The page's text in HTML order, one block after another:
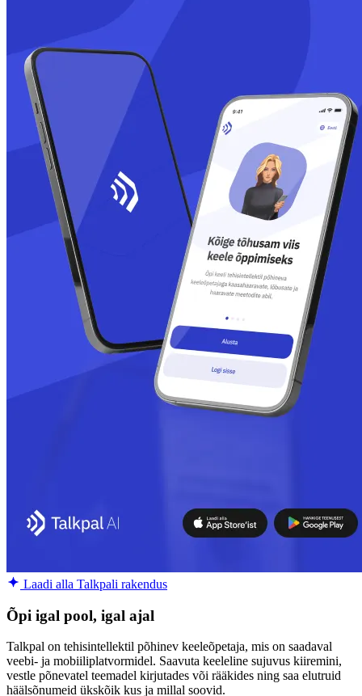
Laadi alla Talkpali rakendus
Õpi igal pool, igal ajal
Talkpal on tehisintellektil põhinev keeleõpetaja, mis on saadaval
veebi- ja mobiiliplatvormidel. Saavuta keeleline sujuvus kiiremini,
vestle põnevatel teemadel kirjutades või rääkides ning saa elutruid
häälsõnumeid ükskõik kus ja millal soovid.